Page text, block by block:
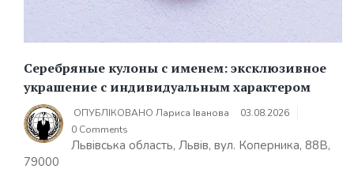
Серебряные кулоны с именем: эксклюзивное
украшение с индивидуальным характером
ОПУБЛІКОВАНО Лариса Іванова
03.08.2026
0 Comments
Львівська область, Львів, вул. Коперника, 88В,
79000